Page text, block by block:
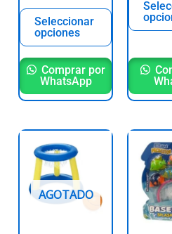
Seleccionar
opciones
page
Comprar por
WhatsApp
page
AGOTADO